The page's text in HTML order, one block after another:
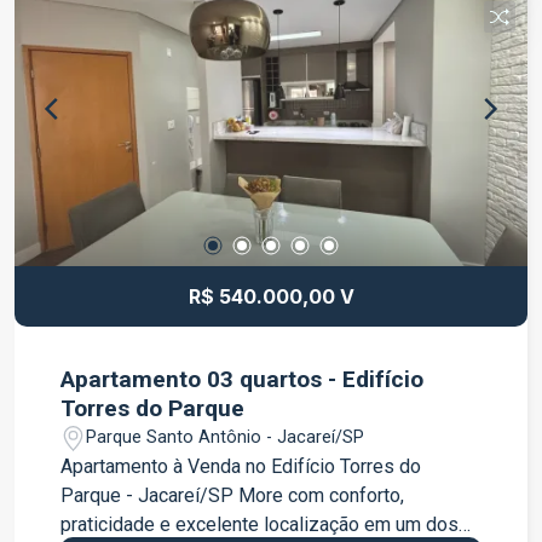
segurança, tranquilidade e uma ótima localização,
com fácil acesso às principais vias de Jacareí.
Está próximo a supermercados, escolas,
farmácias, transporte público e diversos
comércios, proporcionando mais comodidade
para toda a família. Este é o imóvel ideal para
quem deseja um apartamento pronto para morar,
com excelente aproveitamento dos espaços e
acabamentos que fazem a diferença. Entre em
contato e agende sua visita. Venha conhecer
essa excelente oportunidade!
R$ 540.000,00 V
Apartamento 03 quartos - Edifício
Torres do Parque
Parque Santo Antônio - Jacareí/SP
Apartamento à Venda no Edifício Torres do
Parque - Jacareí/SP More com conforto,
praticidade e excelente localização em um dos